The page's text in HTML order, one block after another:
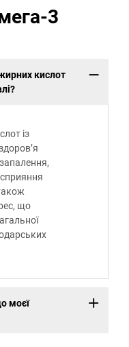
3
кислот
із
сприяння
що
моєї